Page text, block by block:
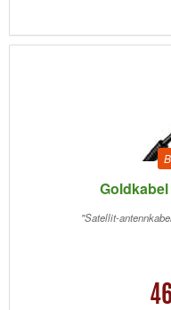
"Satellit-